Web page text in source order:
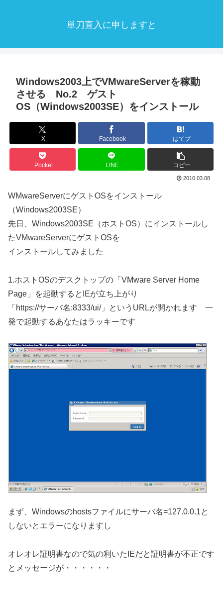
単刀直入に申しますと
Windows2003上でVMwareServerを稼動
させる No.2 ゲスト
OS（Windows2003SE）をインストール
X Facebook はてブ
Pocket LINE コピー
2010.03.08
WMwareServerにゲストOSをインストール
（Windows2003SE）
先日、Windows2003SE（ホストOS）にインストールし
たVMwareServerにゲストOSを
インストールしてみました
1.ホストOSのデスクトップの「VMware Server Home
Page」を起動するとIEが立ち上がり
「https://サーバ名:8333/ui/」というURLが開かれます 一
発で起動するあなたはラッキーです
まず、Windowsのhostsファイルにサーバ名=127.0.0.1と
しないとエラーになりますし
オレオレ証明書なので気の利いたIEだと証明書が不正です
とメッセージが・・・・・・